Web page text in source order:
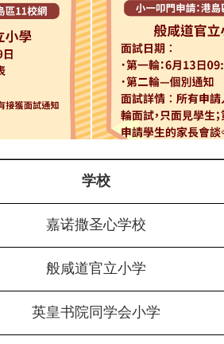
学校
嘉诺撒圣心学校
般咸道官立小学
英皇书院同学会小学